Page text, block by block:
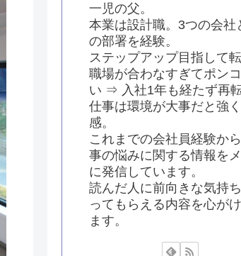
一児の父。
本業は設計職。3つの会社
の部署を経験。
ステップアップ目指して
職場が合わなすぎてポン
い ⇒ 入社1年も経たず再転
仕事は環境が大事だと強
感。
これまでの会社員経験か
事の悩みに関する情報を
に発信しています。
読んだ人に前向きな気持
ってもらえる内容を心が
ます。